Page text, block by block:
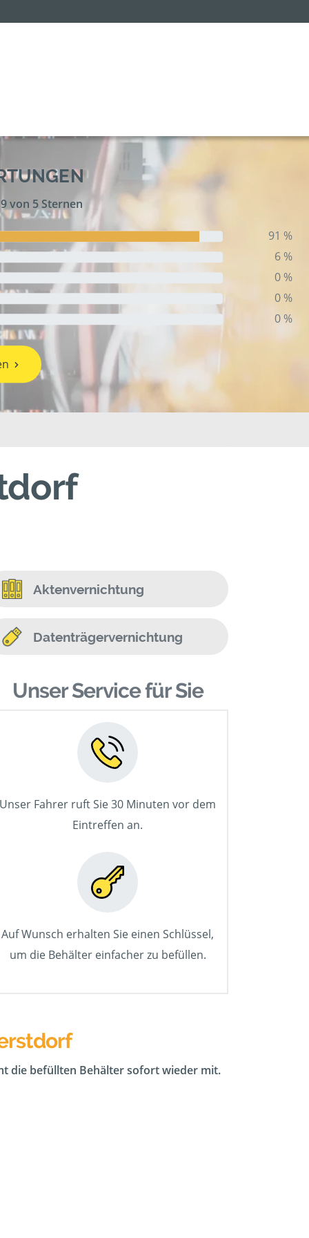
von 5 Sternen
91 %
6 %
0 %
0 %
0 %
Aktenvernichtung
Datenträgervernichtung
Unser Service für Sie
Unser Fahrer ruft Sie 30 Minuten vor dem
Eintreffen an.
Auf Wunsch erhalten Sie einen Schlüssel,
um die Behälter einfacher zu befüllen.
die befüllten Behälter sofort wieder mit.